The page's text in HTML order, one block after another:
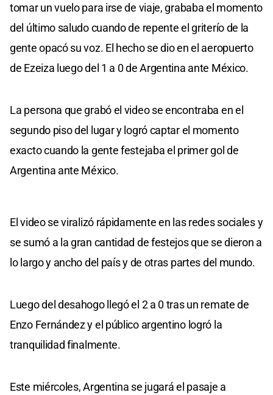
tomar un vuelo para irse de viaje, grababa el momento
del último saludo cuando de repente el griterío de la
gente opacó su voz. El hecho se dio en el aeropuerto
de Ezeiza luego del 1 a 0 de Argentina ante México.
La persona que grabó el video se encontraba en el
segundo piso del lugar y logró captar el momento
exacto cuando la gente festejaba el primer gol de
Argentina ante México.
El video se viralizó rápidamente en las redes sociales y
se sumó a la gran cantidad de festejos que se dieron a
lo largo y ancho del país y de otras partes del mundo.
Luego del desahogo llegó el 2 a 0 tras un remate de
Enzo Fernández y el público argentino logró la
tranquilidad finalmente.
Este miércoles, Argentina se jugará el pasaje a